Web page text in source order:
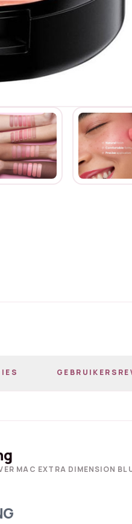
MAC EXTRA DIMENSION